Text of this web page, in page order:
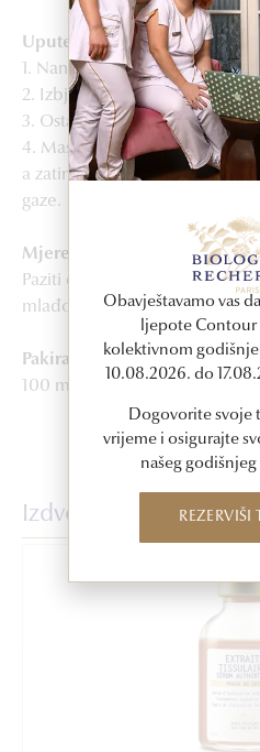
Upute za upotrebu
1. Nanosi se na cijelo lice, vrat
2. Izbjegavati područje oko
3. Ostaviti da djeluje 15 minuta.
4. Masku omekšati hladnom
a zatim je isprati pomoću
gaze.
Mjere opreza
Paziti da ne dođe u dodir s
mlađoj od 3 godine. Samo za
Pakiranje
100 ml
Izdvojeni proizvodi
Obavještavamo vas
ljepote Contour
kolektivnom
10.08.2026. do
Dogovorite svoje
vrijeme i osigurajte
našeg
REZERVIŠI